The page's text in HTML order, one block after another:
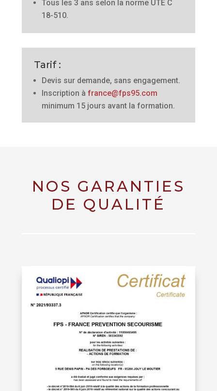
Tous les 3 ans selon la norme UTE C
18-510.
Tarif :
Devis sur demande, sans engagement.
Inscription à france@fps95.com
minimum 15 jours avant la formation.
NOS GARANTIES
DE QUALITÉ